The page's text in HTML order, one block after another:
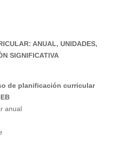
ANUAL, UNIDADES,
SIGNIFICATIVA
de planificación curricular
anual